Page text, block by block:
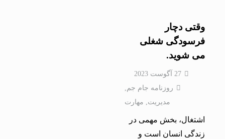
وقتی دچار
فرسودگی شغلی
می شوید.
27 آگوست 2023
روزنامه جام جم,
مدیریت,مهارت
اشتغال، بخش مهمی در
زندگی انسان است و